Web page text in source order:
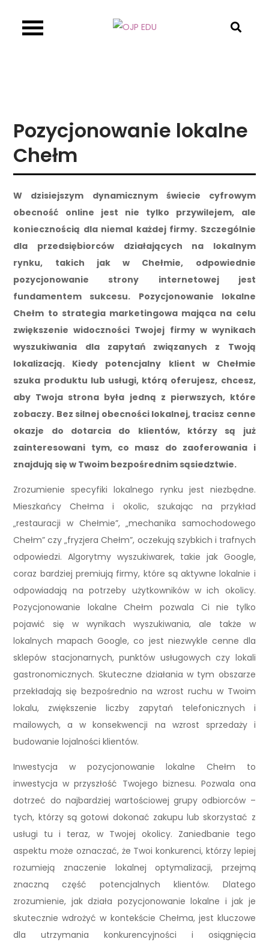
Pozycjonowanie lokalne
Chełm
W dzisiejszym dynamicznym świecie cyfrowym
obecność online jest nie tylko przywilejem, ale
koniecznością dla niemal każdej firmy. Szczególnie
dla przedsiębiorców działających na lokalnym
rynku, takich jak w Chełmie, odpowiednie
pozycjonowanie strony internetowej jest
fundamentem sukcesu. Pozycjonowanie lokalne
Chełm to strategia marketingowa mająca na celu
zwiększenie widoczności Twojej firmy w wynikach
wyszukiwania dla zapytań związanych z Twoją
lokalizacją. Kiedy potencjalny klient w Chełmie
szuka produktu lub usługi, którą oferujesz, chcesz,
aby Twoja strona była jedną z pierwszych, które
zobaczy. Bez silnej obecności lokalnej, tracisz cenne
okazje do dotarcia do klientów, którzy są już
zainteresowani tym, co masz do zaoferowania i
znajdują się w Twoim bezpośrednim sąsiedztwie.
Zrozumienie specyfiki lokalnego rynku jest niezbędne.
Mieszkańcy Chełma i okolic, szukając na przykład
„restauracji w Chełmie”, „mechanika samochodowego
Chełm” czy „fryzjera Chełm”, oczekują szybkich i trafnych
odpowiedzi. Algorytmy wyszukiwarek, takie jak Google,
coraz bardziej premiują firmy, które są aktywne lokalnie i
odpowiadają na potrzeby użytkowników w ich okolicy.
Pozycjonowanie lokalne Chełm pozwala Ci nie tylko
pojawić się w wynikach wyszukiwania, ale także w
lokalnych mapach Google, co jest niezwykle cenne dla
sklepów stacjonarnych, punktów usługowych czy lokali
gastronomicznych. Skuteczne działania w tym obszarze
przekładają się bezpośrednio na wzrost ruchu w Twoim
lokalu, zwiększenie liczby zapytań telefonicznych i
mailowych, a w konsekwencji na wzrost sprzedaży i
budowanie lojalności klientów.
Inwestycja w pozycjonowanie lokalne Chełm to
inwestycja w przyszłość Twojego biznesu. Pozwala ona
dotrzeć do najbardziej wartościowej grupy odbiorców –
tych, którzy są gotowi dokonać zakupu lub skorzystać z
usługi tu i teraz, w Twojej okolicy. Zaniedbanie tego
aspektu może oznaczać, że Twoi konkurenci, którzy lepiej
rozumieją znaczenie lokalnej optymalizacji, przejmą
znaczną część potencjalnych klientów. Dlatego
zrozumienie, jak działa pozycjonowanie lokalne i jak je
skutecznie wdrożyć w kontekście Chełma, jest kluczowe
dla utrzymania konkurencyjności i osiągnięcia